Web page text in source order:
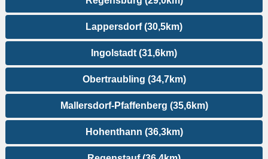
Lappersdorf (30,5km)
Ingolstadt (31,6km)
Obertraubling (34,7km)
Mallersdorf-Pfaffenberg (35,6km)
Hohenthann (36,3km)